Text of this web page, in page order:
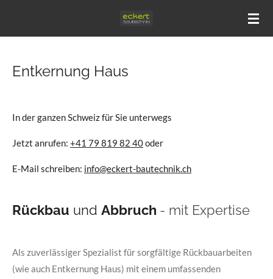
Entkernung Haus
In der ganzen Schweiz für Sie unterwegs
Jetzt anrufen: +41 79 819 82 40oder
E-Mail schreiben: info@eckert-bautechnik.ch
Rückbau und Abbruch - mit Expertise
Als zuverlässiger Spezialist für sorgfältige Rückbauarbeiten
(wie auch Entkernung Haus) mit einem umfassenden